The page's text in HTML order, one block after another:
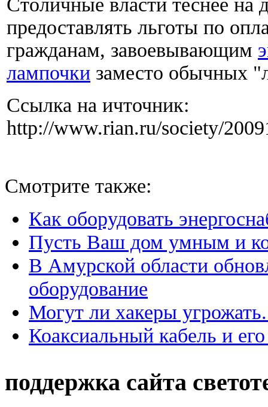
предоставлять льготы по
гражданам, завоевывающим
лампочки заместо обычных
Ссылка на ичточник:
http://www.rian.ru/society/
Смотрите также:
Как оборудовать
Пусть Ваш дом умным и
В Амурской области
оборудование
Могут ли хакеры
Коаксиальный кабель и
поддержка сайта